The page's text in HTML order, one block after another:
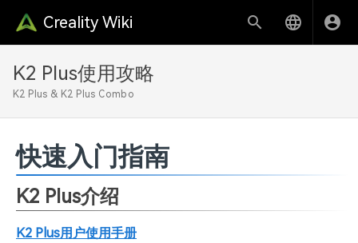
Creality Wiki
K2 Plus使用攻略
K2 Plus & K2 Plus Combo
快速入门指南
K2 Plus介绍
K2 Plus用户使用手册